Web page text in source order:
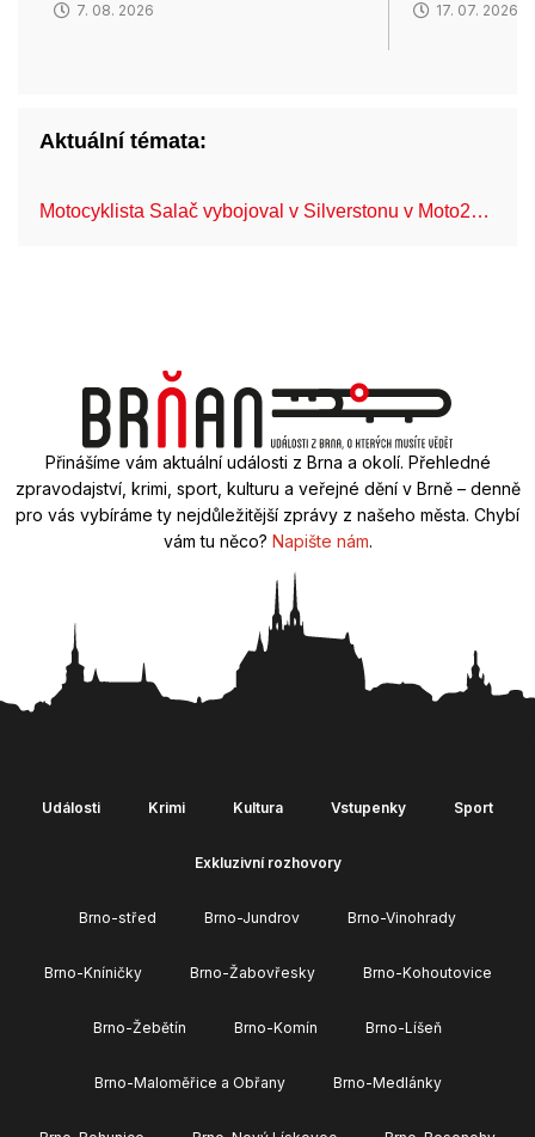
7. 08. 2026 17. 07. 2026
Aktuální témata:
Motocyklista Salač vybojoval v Silverstonu v Moto2…
Přinášíme vám aktuální události z Brna a okolí. Přehledné
zpravodajství, krimi, sport, kulturu a veřejné dění v Brně – denně
pro vás vybíráme ty nejdůležitější zprávy z našeho města. Chybí
vám tu něco? Napište nám.
Události Krimi Kultura Vstupenky Sport
Exkluzivní rozhovory
Brno-střed Brno-Jundrov Brno-Vinohrady
Brno-Kníničky Brno-Žabovřesky Brno-Kohoutovice
Brno-Žebětín Brno-Komín Brno-Líšeň
Brno-Maloměřice a Obřany Brno-Medlánky